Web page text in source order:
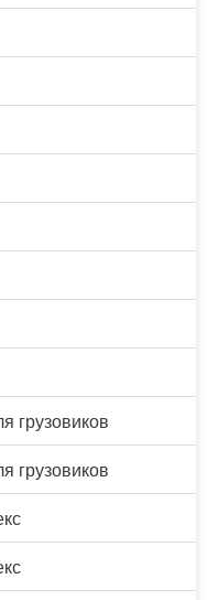
грузовиков
грузовиков